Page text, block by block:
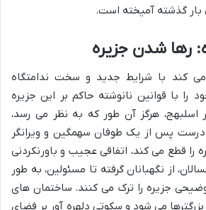
گذشته آمیخته است.
رها شدن جزیره
کند با شرایط جدید و سخت ندامتگاه
را با قوانین نانوشته حاکم بر این جزیره
اسلبهج، هرگز آن طور که به نظر می رسد،
درست پس از یک طوفان سهمگین و ویرانگر
را قطع می کند، اتفاقی عجیب و باورنکردنی
از نگهبانان گرفته تا مسئولین، به طور
جزیره را ترک می کنند. ساختمان های
می شود و سکوتی دلهره آور بر فضای